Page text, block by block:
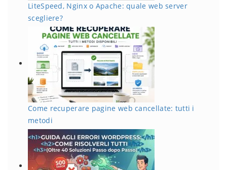
LiteSpeed, Nginx o Apache: quale web server
scegliere?
Come recuperare pagine web cancellate: tutti i
metodi